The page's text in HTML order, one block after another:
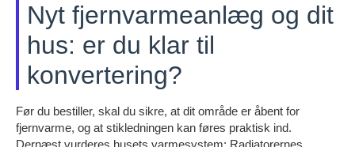
Nyt fjernvarmeanlæg og dit
hus: er du klar til
konvertering?
Før du bestiller, skal du sikre, at dit område er åbent for
fjernvarme, og at stikledningen kan føres praktisk ind.